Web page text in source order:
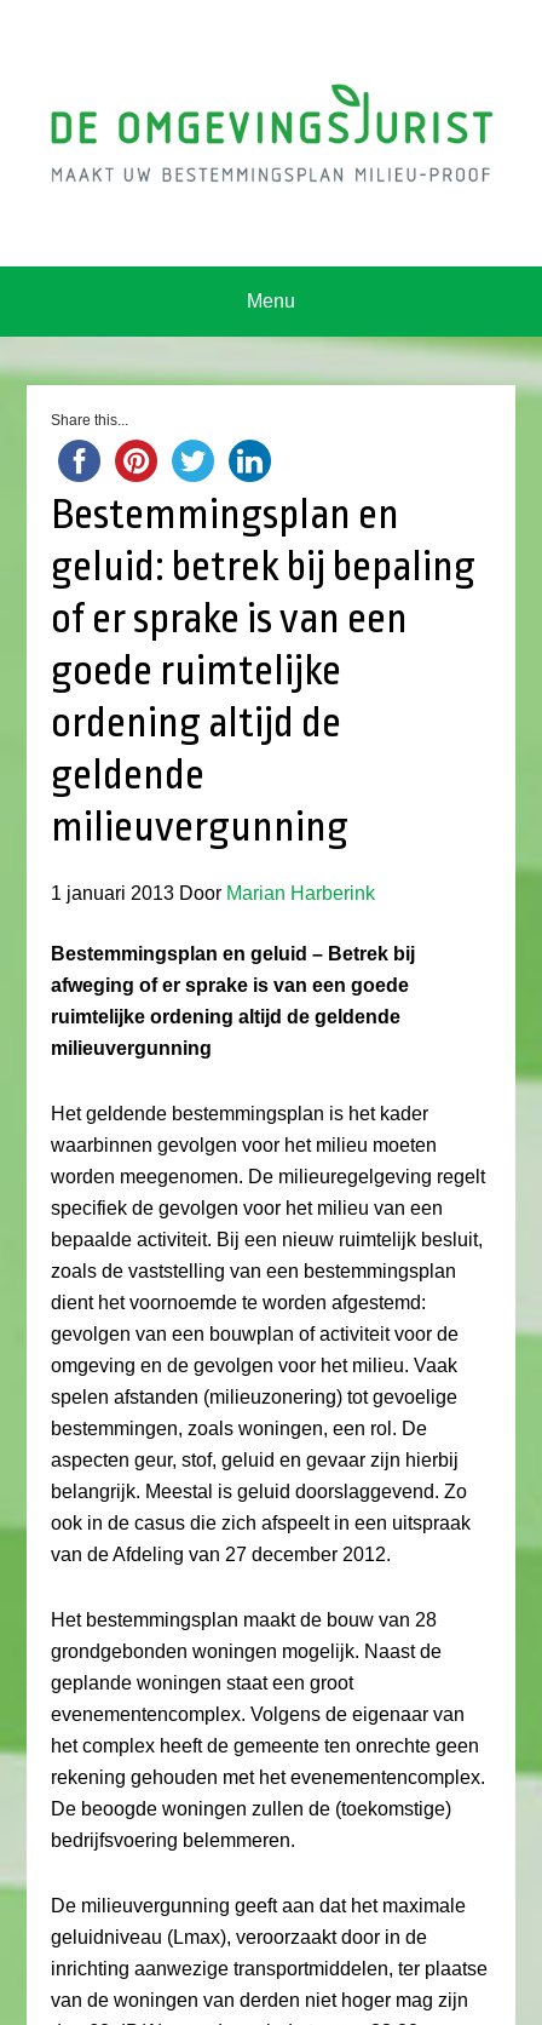
Menu
Share this...
Bestemmingsplan en
geluid: betrek bij bepaling
of er sprake is van een
goede ruimtelijke
ordening altijd de
geldende
milieuvergunning
1 januari 2013 Door Marian Harberink
Bestemmingsplan en geluid – Betrek bij
afweging of er sprake is van een goede
ruimtelijke ordening altijd de geldende
milieuvergunning
Het geldende bestemmingsplan is het kader
waarbinnen gevolgen voor het milieu moeten
worden meegenomen. De milieuregelgeving regelt
specifiek de gevolgen voor het milieu van een
bepaalde activiteit. Bij een nieuw ruimtelijk besluit,
zoals de vaststelling van een bestemmingsplan
dient het voornoemde te worden afgestemd:
gevolgen van een bouwplan of activiteit voor de
omgeving en de gevolgen voor het milieu. Vaak
spelen afstanden (milieuzonering) tot gevoelige
bestemmingen, zoals woningen, een rol. De
aspecten geur, stof, geluid en gevaar zijn hierbij
belangrijk. Meestal is geluid doorslaggevend. Zo
ook in de casus die zich afspeelt in een uitspraak
van de Afdeling van 27 december 2012.
Het bestemmingsplan maakt de bouw van 28
grondgebonden woningen mogelijk. Naast de
geplande woningen staat een groot
evenementencomplex. Volgens de eigenaar van
het complex heeft de gemeente ten onrechte geen
rekening gehouden met het evenementencomplex.
De beoogde woningen zullen de (toekomstige)
bedrijfsvoering belemmeren.
De milieuvergunning geeft aan dat het maximale
geluidniveau (Lmax), veroorzaakt door in de
inrichting aanwezige transportmiddelen, ter plaatse
van de woningen van derden niet hoger mag zijn